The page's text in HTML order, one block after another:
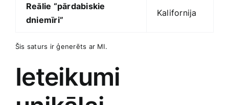
Reālie “pārdabiskie
dniemīri”
Kalifornija
Šis saturs ir ģenerēts ar MI.
Ieteikumi